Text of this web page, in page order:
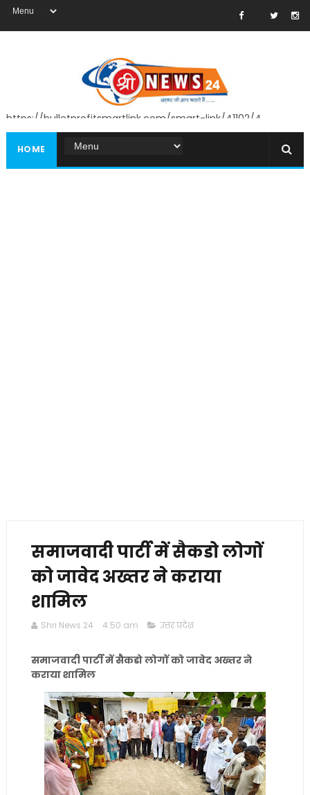
https://bulletprofitsmartlink.com/smart-link/41102/4
HOME
समाजवादी पार्टी में सैकडो लोगों
को जावेद अख्तर ने कराया
शामिल
Shri News 24 4:50 am उत्तर प्रदेश
समाजवादी पार्टी में सैकडो लोगों को जावेद अख्तर ने
कराया शामिल